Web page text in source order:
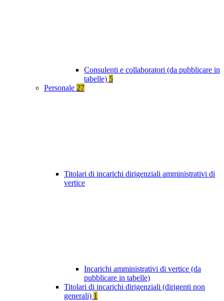
Consulenti e collaboratori (da pubblicare in
tabelle) 5
Personale 27
Titolari di incarichi dirigenziali amministrativi di
vertice
Incarichi amministrativi di vertice (da
pubblicare in tabelle)
Titolari di incarichi dirigenziali (dirigenti non
generali) 1